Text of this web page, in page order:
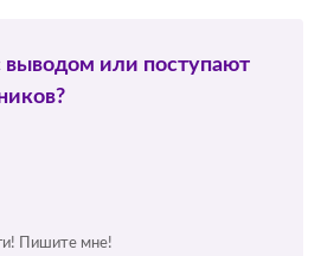
или поступают
Пишите мне!